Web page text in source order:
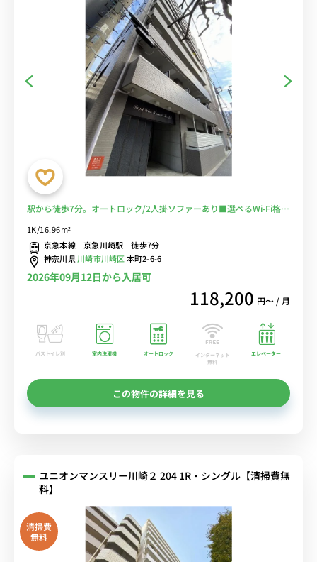
駅から徒歩7分。オートロック/2人掛ソファーあり■選べるWi-Fi格安
1K/16.96m²
京急本線 京急川崎駅 徒歩7分
神奈川県川崎市川崎区本町2-6-6
2026年09月12日から入居可
118,200 円〜 / 月
バストイレ別 室内洗濯機 オートロック
インターネット
無料
エレベーター
この物件の詳細を見る
ユニオンマンスリー川崎２ 204 1R・シングル【清掃費無
料】
清掃費
無料